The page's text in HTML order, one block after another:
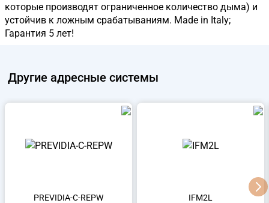
которые производят ограниченное количество дыма) и
устойчив к ложным срабатываниям. Made in Italy;
Гарантия 5 лет!
Другие адресные системы
PREVIDIA-C-REPW IFM2L